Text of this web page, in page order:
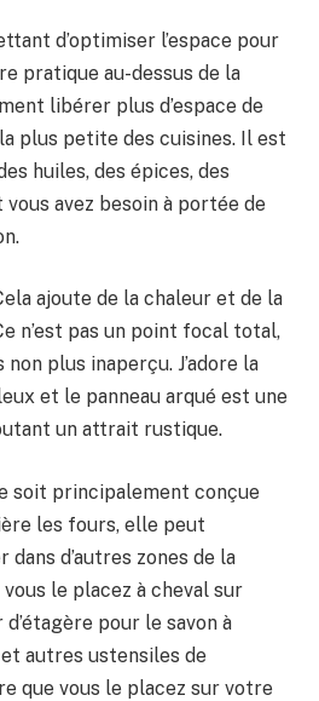
d’optimiser l’espace pour
pratique au-dessus de la
libérer plus d’espace de
plus petite des cuisines. Il est
huiles, des épices, des
avez besoin à portée de
ajoute de la chaleur et de la
n’est pas un point focal total,
plus inaperçu. J’adore la
et le panneau arqué est une
un attrait rustique.
soit principalement conçue
les fours, elle peut
d’autres zones de la
le placez à cheval sur
pour le savon à
autres ustensiles de
que vous le placez sur votre